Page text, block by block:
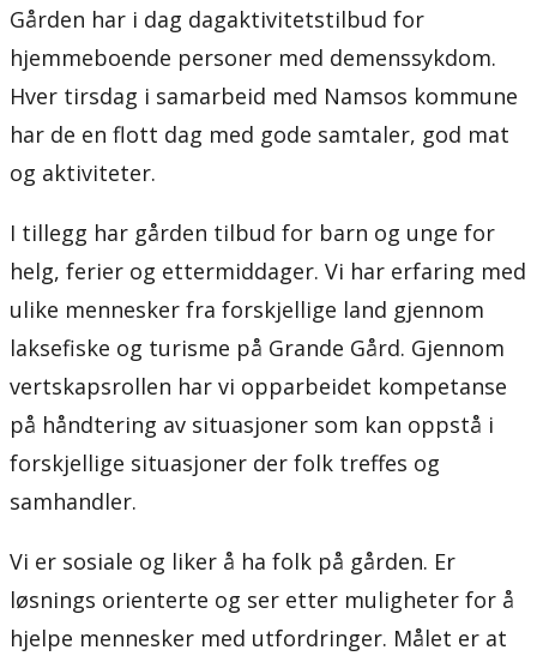
Gården har i dag dagaktivitetstilbud for
hjemmeboende personer med demenssykdom.
Hver tirsdag i samarbeid med Namsos kommune
har de en flott dag med gode samtaler, god mat
og aktiviteter.
I tillegg har gården tilbud for barn og unge for
helg, ferier og ettermiddager. Vi har erfaring med
ulike mennesker fra forskjellige land gjennom
laksefiske og turisme på Grande Gård. Gjennom
vertskapsrollen har vi opparbeidet kompetanse
på håndtering av situasjoner som kan oppstå i
forskjellige situasjoner der folk treffes og
samhandler.
Vi er sosiale og liker å ha folk på gården. Er
løsnings orienterte og ser etter muligheter for å
hjelpe mennesker med utfordringer. Målet er at